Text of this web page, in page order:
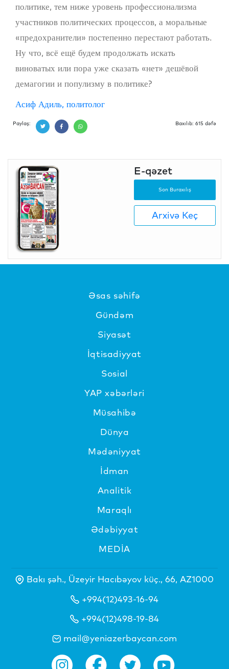
политике, тем ниже уровень профессионализма
участников политических процессов, а моральные
«предохранители» постепенно перестают работать.
Ну что, всё ещё будем продолжать искать
виноватых или пора уже сказать «нет» дешёвой
демагогии и популизму в политике?
Асиф Адиль, политолог
Paylaş: Baxılıb: 615 dəfə
E-qəzet
Son Buraxılış
Arxivə Keç
Əsas səhifə
Gündəm
Siyasət
İqtisadiyyat
Sosial
YAP xəbərləri
Müsahibə
Dünya
Mədəniyyat
İdman
Analitik
Maraqlı
Ədəbiyyat
MEDİA
Bakı şəh., Üzeyir Hacıbəyov küç., 66, AZ1000
+994(12)493-16-94
+994(12)498-19-84
mail@yeniazerbaycan.com